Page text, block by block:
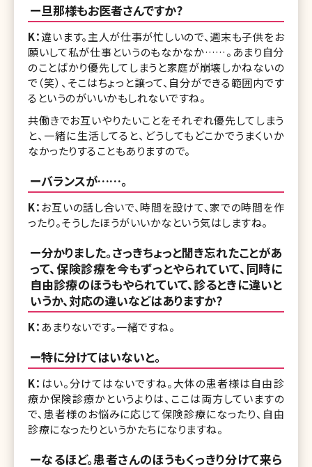
ー旦那様もお医者さんですか?
K：違います。主人が仕事が忙しいので、週末も子供をお
願いして私が仕事というのもなかなか……。あまり自分
のことばかり優先してしまうと家庭が崩壊しかねないの
で（笑）、そこはちょっと譲って、自分ができる範囲内です
るというのがいいかもしれないですね。
共働きでお互いやりたいことをそれぞれ優先してしまう
と、一緒に生活してると、どうしてもどこかでうまくいか
なかったりすることもありますので。
ーバランスが……。
K： お互いの話し合いで、時間を設けて、家での時間を作
ったり。そうしたほうがいいかなという気はしますね。
ー分かりました。さっきちょっと聞き忘れたことがあ
って、保険診療を今もずっとやられていて、同時に
自由診療のほうもやられていて、診るときに違いと
いうか、対応の違いなどはありますか?
K： あまりないです。一緒ですね。
ー特に分けてはいないと。
K： はい。分けてはないですね。大体の患者様は自由診
療か保険診療かというよりは、ここは両方していますの
で、患者様のお悩みに応じて保険診療になったり、自由
診療になったりというかたちになりますね。
ーなるほど。患者さんのほうもくっきり分けて来ら